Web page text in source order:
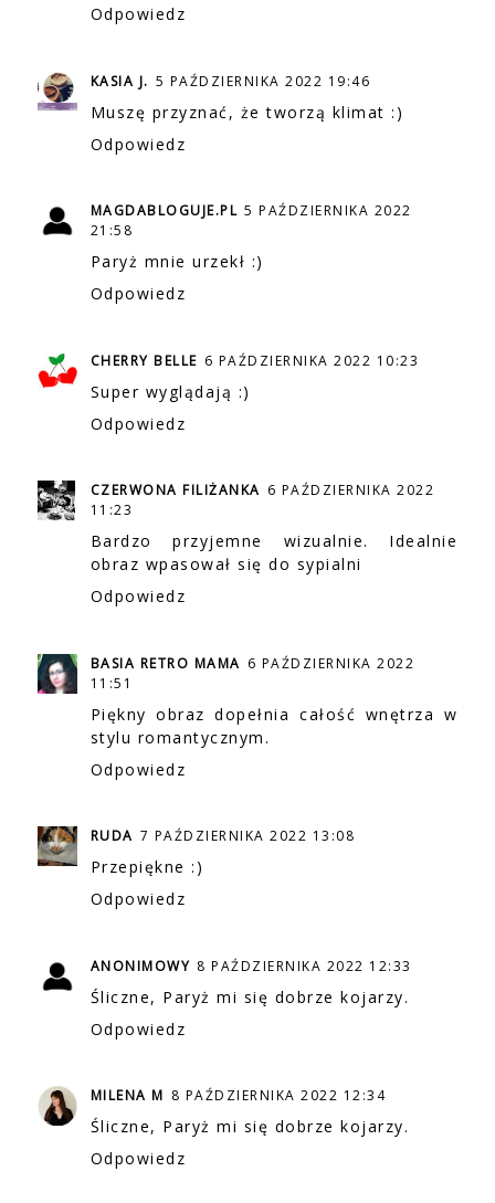
Odpowiedz
KASIA J. 5 PAŹDZIERNIKA 2022 19:46
Muszę przyznać, że tworzą klimat :)
Odpowiedz
MAGDABLOGUJE.PL 5 PAŹDZIERNIKA 2022
21:58
Paryż mnie urzekł :)
Odpowiedz
CHERRY BELLE 6 PAŹDZIERNIKA 2022 10:23
Super wyglądają :)
Odpowiedz
CZERWONA FILIŻANKA 6 PAŹDZIERNIKA 2022
11:23
Bardzo przyjemne wizualnie. Idealnie
obraz wpasował się do sypialni
Odpowiedz
BASIA RETRO MAMA 6 PAŹDZIERNIKA 2022
11:51
Piękny obraz dopełnia całość wnętrza w
stylu romantycznym.
Odpowiedz
RUDA 7 PAŹDZIERNIKA 2022 13:08
Przepiękne :)
Odpowiedz
ANONIMOWY 8 PAŹDZIERNIKA 2022 12:33
Śliczne, Paryż mi się dobrze kojarzy.
Odpowiedz
MILENA M 8 PAŹDZIERNIKA 2022 12:34
Śliczne, Paryż mi się dobrze kojarzy.
Odpowiedz